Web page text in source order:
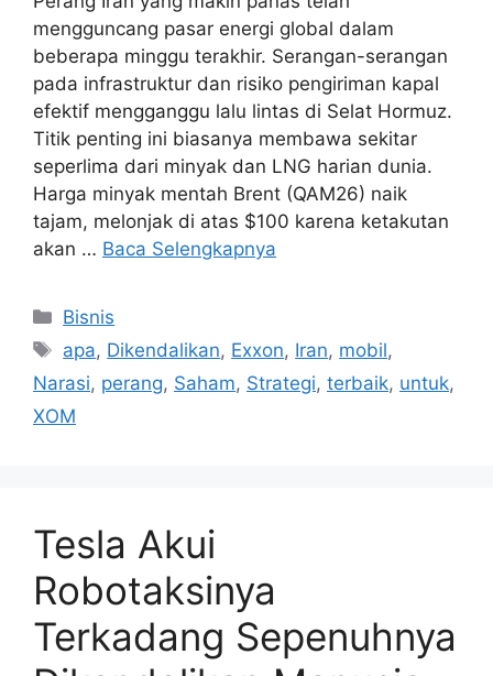
mengguncang pasar energi global dalam
beberapa minggu terakhir. Serangan-serangan
pada infrastruktur dan risiko pengiriman kapal
efektif mengganggu lalu lintas di Selat Hormuz.
Titik penting ini biasanya membawa sekitar
seperlima dari minyak dan LNG harian dunia.
Harga minyak mentah Brent (QAM26) naik
tajam, melonjak di atas $100 karena ketakutan
akan … Baca Selengkapnya
Kategori
Bisnis
Tag
apa, Dikendalikan, Exxon, Iran, mobil,
Narasi, perang, Saham, Strategi, terbaik, untuk,
XOM
Tesla Akui
Robotaksinya
Terkadang Sepenuhnya